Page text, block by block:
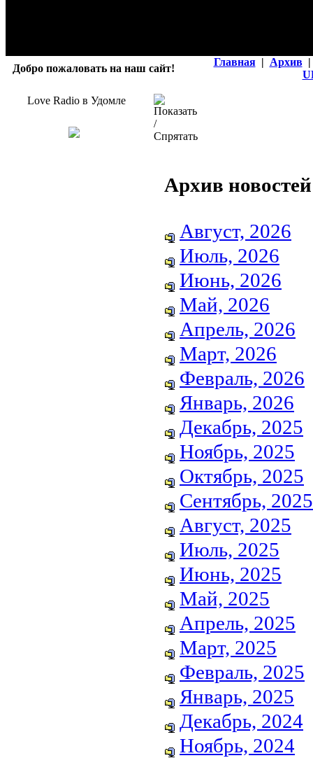
Добро пожаловать на наш сайт!
Главная | Архив |
Love Radio в Удомле
Архив новостей
Август, 2026
Июль, 2026
Июнь, 2026
Май, 2026
Апрель, 2026
Март, 2026
Февраль, 2026
Январь, 2026
Декабрь, 2025
Ноябрь, 2025
Октябрь, 2025
Сентябрь, 2025
Август, 2025
Июль, 2025
Июнь, 2025
Май, 2025
Апрель, 2025
Март, 2025
Февраль, 2025
Январь, 2025
Декабрь, 2024
Ноябрь, 2024